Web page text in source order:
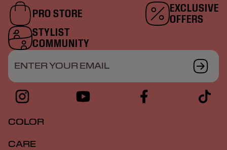
PRO STORE
EXCLUSIVE
OFFERS
STYLIST
COMMUNITY
ENTER YOUR EMAIL
COLOR
CARE